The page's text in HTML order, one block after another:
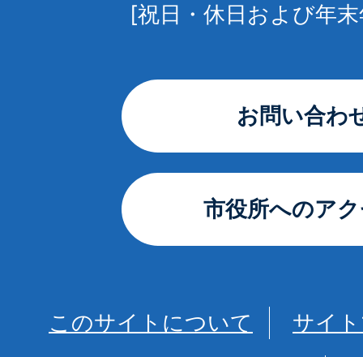
[祝日・休日および年
お問い合わ
市役所へのア
このサイトについて
サイ